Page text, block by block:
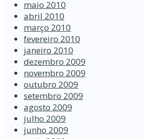
maio 2010
abril 2010
março 2010
fevereiro 2010
janeiro 2010
dezembro 2009
novembro 2009
outubro 2009
setembro 2009
agosto 2009
julho 2009
junho 2009